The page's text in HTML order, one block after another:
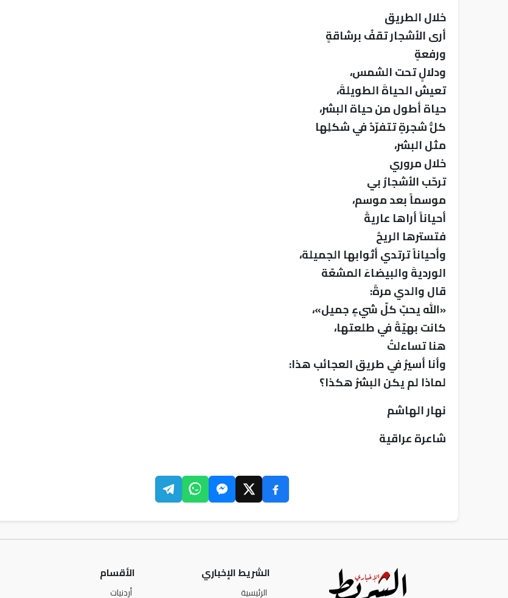
خلال الطريق
أرى الأشجار تقفُ برشاقةٍ
ورفعةٍ
ودلالٍ تحت الشمس،
تعيش الحياةَ الطويلةَ،
حياة أطول من حياة البشر،
كلُّ شجرةٍ تتفرّدُ في شكلِها
مثل البشر،
خلال مروري
ترحّب الأشجارُ بي
موسماً بعد موسم،
أحياناً أراها عاريةً
فتسترها الريحُ
وأحياناً ترتدي أثوابها الجميلة،
الورديةَ والبيضاءَ المشعّة
قال والدي مرةً:
«الله يحبّ كلّ شيءٍ جميل»،
كانت بهيّةً في طلعتها،
هنا تساءلتُ
وأنا أسيرُ في طريق العجائب هذا:
لماذا لم يكن البشرُ هكذا؟
نهار الهاشم
شاعرة عراقية
الشريط الإخباري
الرئيسية
الأقسام
أردنيات